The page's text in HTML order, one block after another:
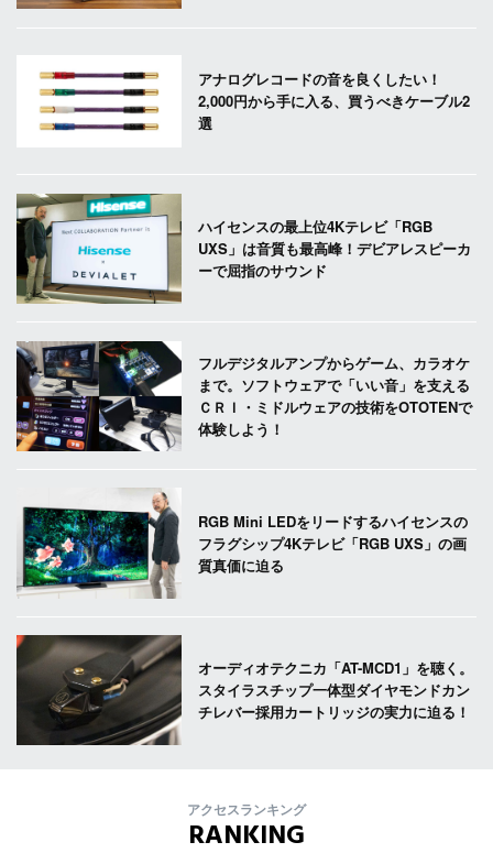
アナログレコードの音を良くしたい！
2,000円から手に入る、買うべきケーブル2
選
ハイセンスの最上位4Kテレビ「RGB
UXS」は音質も最高峰！デビアレスピーカ
ーで屈指のサウンド
フルデジタルアンプからゲーム、カラオケ
まで。ソフトウェアで「いい音」を支える
ＣＲＩ・ミドルウェアの技術をOTOTENで
体験しよう！
RGB Mini LEDをリードするハイセンスの
フラグシップ4Kテレビ「RGB UXS」の画
質真価に迫る
オーディオテクニカ「AT-MCD1」を聴く。
スタイラスチップ一体型ダイヤモンドカン
チレバー採用カートリッジの実力に迫る！
アクセスランキング
RANKING